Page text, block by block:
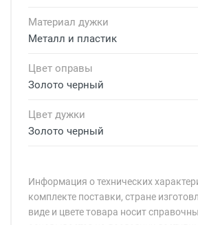
Материал дужки
Металл и пластик
Цвет оправы
Золото черный
Цвет дужки
Золото черный
Информация о технических
комплекте поставки, стране
виде и цвете товара носит